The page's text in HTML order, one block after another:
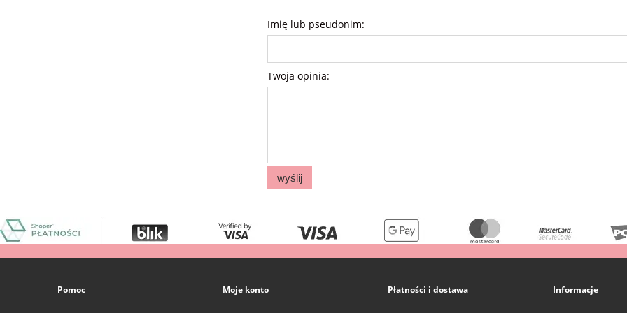
Imię lub pseudonim:
Twoja opinia:
wyślij
Pomoc Moje konto Płatności i dostawa Informacje